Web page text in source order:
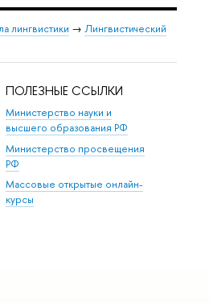
лингвистики → Лингвистический
ПОЛЕЗНЫЕ ССЫЛКИ
Министерство науки и
высшего образования РФ
Министерство просвещения
РФ
Массовые открытые онлайн-
курсы